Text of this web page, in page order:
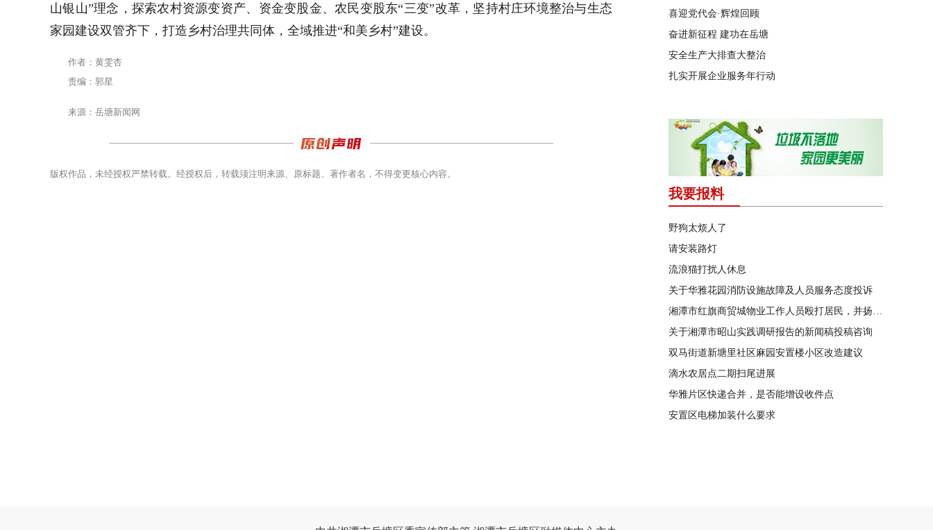
山银山”理念，探索农村资源变资产、资金变股金、农民变股东“三变”改革，坚持村庄环境整治与生态
家园建设双管齐下，打造乡村治理共同体，全域推进“和美乡村”建设。
作者：黄雯杏
责编：郭星
来源：岳塘新闻网
版权作品，未经授权严禁转载。经授权后，转载须注明来源、原标题、著作者名，不得变更核心内容。
喜迎党代会·辉煌回顾
奋进新征程 建功在岳塘
安全生产大排查大整治
扎实开展企业服务年行动
我要报料
野狗太烦人了
请安装路灯
流浪猫打扰人休息
关于华雅花园消防设施故障及人员服务态度投诉
湘潭市红旗商贸城物业工作人员殴打居民，并扬言恐吓“我打死你有冯友根负责”
关于湘潭市昭山实践调研报告的新闻稿投稿咨询
双马街道新塘里社区麻园安置楼小区改造建议
滴水农居点二期扫尾进展
华雅片区快递合并，是否能增设收件点
安置区电梯加装什么要求